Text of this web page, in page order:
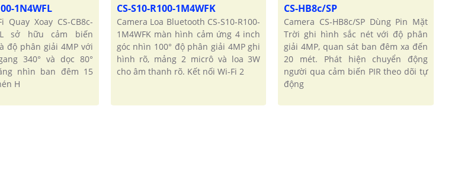
1N4WFL
Quay Xoay CS-CB8c-
sở hữu cảm biến
độ phân giải 4MP với
340° và dọc 80°
nhìn ban đêm 15
H
CS-S10-R100-1M4WFK
Camera Loa Bluetooth CS-S10-R100-
1M4WFK màn hình cảm ứng 4 inch
góc nhìn 100° độ phân giải 4MP ghi
hình rõ, mảng 2 micrô và loa 3W
cho âm thanh rõ. Kết nối Wi-Fi 2
CS-HB8c/SP
Camera CS-HB8c/SP Dùng Pin Mặt
Trời ghi hình sắc nét với độ phân
giải 4MP, quan sát ban đêm xa đến
20 mét. Phát hiện chuyển động
người qua cảm biến PIR theo dõi tự
động